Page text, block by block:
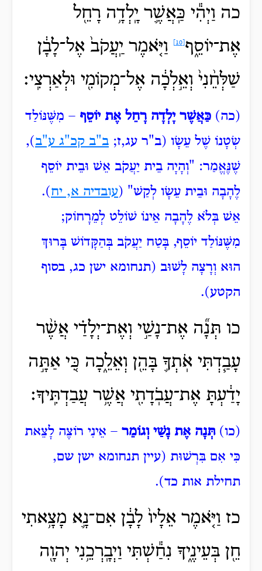
כה וַיְהִ֕י כַּֽאֲשֶׁ֛ר יָֽלְדָ֥ה רָחֵ֖ל
אֶת־יוֹסֵ֑ף
וַיֹּ֤אמֶר יַֽעֲקֹב֙ אֶל־לָבָ֔ן
שַׁלְּחֵ֨נִי֙ וְאֵ֣לְכָ֔ה אֶל־מְקוֹמִ֖י וּלְאַרְצִֽי׃
(כה) כַּאֲשֶׁר יָלְדָה רָחֵל אֶת יוֹסֵף – מִשֶּׁנּוֹלַד
שְׂטָנוֹ שֶׁל עֵשָׂו (ב"ר עג,ז; ב"ב קכ"ג ע"ב),
שֶׁנֶּאֱמַר: "וְהָיָה בֵית יַעֲקֹב אֵשׁ וּבֵית יוֹסֵף
לֶהָבָה וּבֵית עֵשָׂו לְקַשׁ" (עובדיה א, יח).
אֵשׁ בְּלֹא לֶהָבָה אֵינוֹ שׁוֹלֵט לְמֵרָחוֹק;
מִשֶּׁנּוֹלַד יוֹסֵף, בָּטַח יַעֲקֹב בְּהַקָּדוֹשׁ בָּרוּךְ
הוּא וְרָצָה לָשׁוּב (תנחומא ישן כג, בסוף
הקטע).
כו תְּנָ֞ה אֶת־נָשַׁ֣י וְאֶת־יְלָדַ֗י אֲשֶׁ֨ר
עָבַ֧דְתִּי אֹֽתְךָ֛ בָּהֵ֖ן וְאֵלֵ֑כָה כִּ֚י אַתָּ֣ה
יָדַ֔עְתָּ אֶת־עֲבֹֽדָתִ֖י אֲשֶׁ֥ר עֲבַדְתִּֽיךָ׃
(כו)תְּנָה אֶת נָשַׁי וְגוֹמֵר – אֵינִי רוֹצֶה לָצֵאת
כִּי אִם בִּרְשׁוּת (עיין תנחומא ישן שם,
תחילת אות כד).
כז וַיֹּ֤אמֶר אֵלָיו֙ לָבָ֔ן אִם־נָ֛א מָצָ֥אתִי
חֵ֖ן בְּעֵינֶ֑יךָ נִחַ֕שְׁתִּי וַיְבָֽרְכֵ֥נִי יְהוָ֖ה